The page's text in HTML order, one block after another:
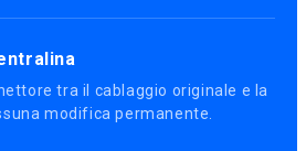
tra il cablaggio originale e la
modifica permanente.